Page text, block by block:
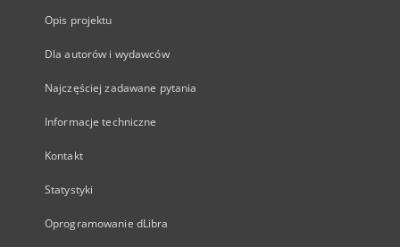
Opis projektu
Dla autorów i wydawców
Najczęściej zadawane pytania
Informacje techniczne
Kontakt
Statystyki
Oprogramowanie dLibra